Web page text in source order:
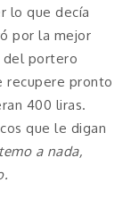
lo que decía
por la mejor
del portero
recupere pronto
400 liras.
que le digan
a nada,